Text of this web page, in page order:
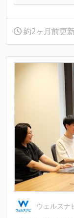
約2ヶ月前更新
ウェルスナ